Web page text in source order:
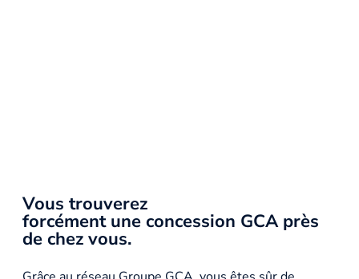
Vous trouverez
forcément une concession GCA près
de chez vous.